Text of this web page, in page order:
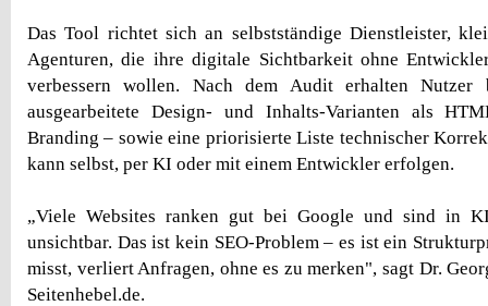
Das Tool richtet sich an selbstständige Dienstleister,
Agenturen, die ihre digitale Sichtbarkeit ohne
verbessern wollen. Nach dem Audit erhalten
ausgearbeitete Design- und Inhalts-Varianten als
Branding – sowie eine priorisierte Liste technischer
kann selbst, per KI oder mit einem Entwickler erfolgen.
„Viele Websites ranken gut bei Google und sind in
unsichtbar. Das ist kein SEO-Problem – es ist ein
misst, verliert Anfragen, ohne es zu merken", sagt Dr.
Seitenhebel.de.